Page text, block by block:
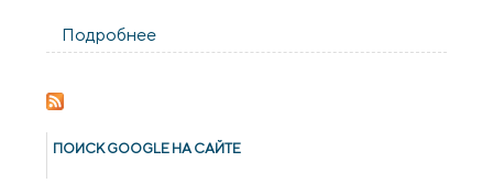
Подробнее
строящиеся храмы города Гродно
ПОИСК GOОGLE НА САЙТЕ